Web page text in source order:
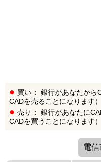
買い： 銀行があなたから
CADを売ることになります）
売り： 銀行があなたに
CADを買うことになります）
電